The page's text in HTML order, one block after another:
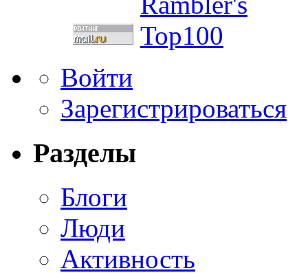
Войти
Зарегистрироваться
Разделы
Блоги
Люди
Активность